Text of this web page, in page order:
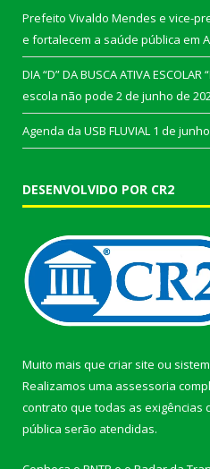
Prefeito Vivaldo Mendes e vice-
e fortalecem a saúde pública em
DIA “D” DA BUSCA ATIVA
escola não pode 2 de junho de
Agenda da USB FLUVIAL 1 de
DESENVOLVIDO POR CR2
Muito mais que criar site ou
Realizamos uma assessoria
contrato que todas as exigências
pública serão atendidas.